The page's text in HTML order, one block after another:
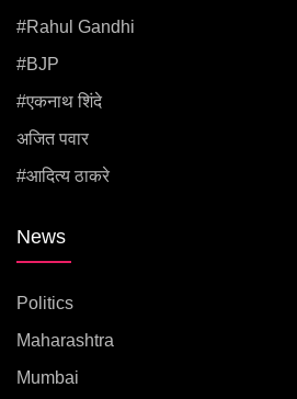
#rahul Gandhi
#BJP
#एकनाथ शिंदे
अजित पवार
#आदित्य ठाकरे
News
Politics
Maharashtra
Mumbai